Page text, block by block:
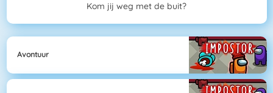
Kom jij weg met de buit?
Avontuur